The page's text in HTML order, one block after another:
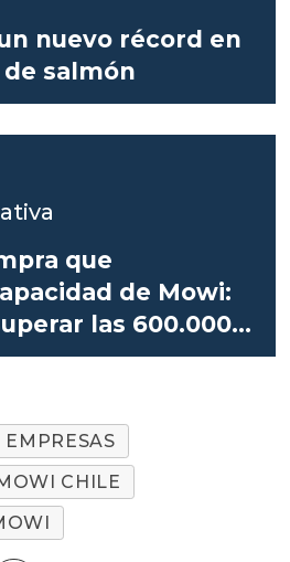
nuevo récord en
salmón
que
de Mowi:
las 600.000
EMPRESAS
CHILE